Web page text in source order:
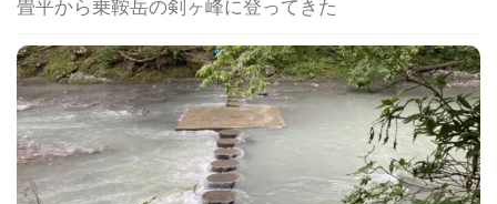
畳平から乗鞍岳の剣ヶ峰に登ってきた